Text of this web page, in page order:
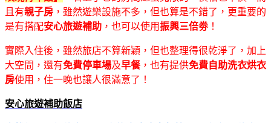
且有親子房 ，雖然遊樂設施不多，但也算是不錯了，更重要的
是有搭配安心旅遊補助 ，也可以使用振興三倍劵！
實際入住後，雖然旅店不算新穎，但也整理得很乾淨了，加上
大空間，還有免費停車場及早餐，也有提供免費自助洗衣烘衣
房使用，住一晚也讓人很滿意了！
安心旅遊補助飯店